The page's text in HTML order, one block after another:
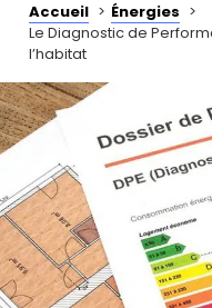
Tendance Travaux
Kit partenaire
À propos
Contact
Mode sombre
Accueil
Énergies
Le Diagnostic de
l’habitat